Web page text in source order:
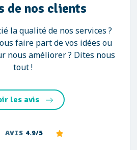
de nos clients
la qualité de nos services ?
faire part de vos idées ou
nous améliorer ? Dites nous
tout !
les avis
AVIS 4.9/5